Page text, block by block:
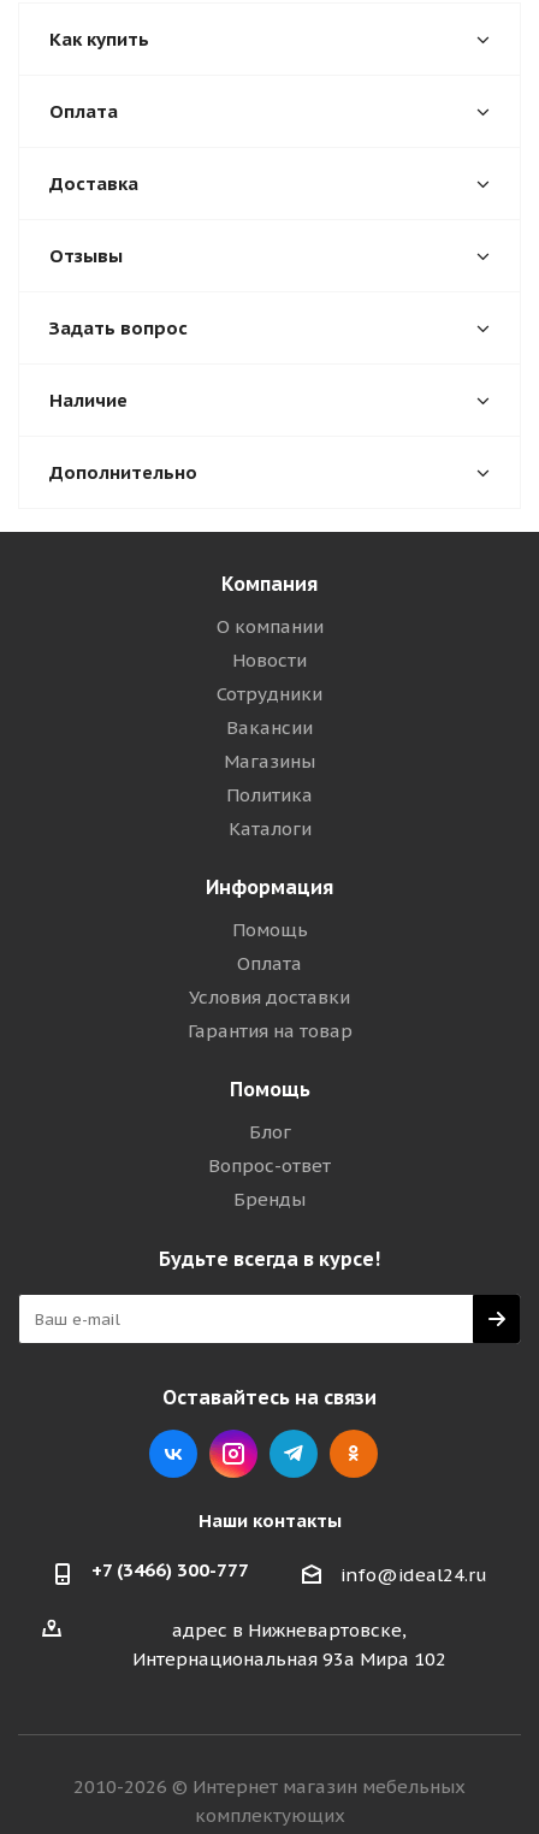
Как купить
Оплата
Доставка
Отзывы
Задать вопрос
Наличие
Дополнительно
Компания
О компании
Новости
Сотрудники
Вакансии
Магазины
Политика
Каталоги
Информация
Помощь
Оплата
Условия доставки
Гарантия на товар
Помощь
Блог
Вопрос-ответ
Бренды
Будьте всегда в курсе!
Оставайтесь на связи
Наши контакты
+7 (3466) 300-777 info@ideal24.ru
адрес в Нижневартовске,
Интернациональная 93а Мира 102
2010-2026 © Интернет магазин мебельных
комплектующих